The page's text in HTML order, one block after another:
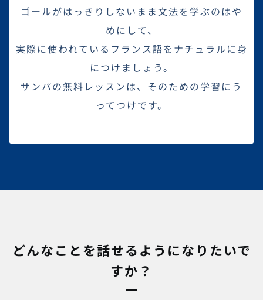
ゴールがはっきりしないまま文法を学ぶのはや
めにして、
実際に使われているフランス語をナチュラルに身
につけましょう。
サンパの無料レッスンは、そのための学習にう
ってつけです。
どんなことを話せるようになりたいで
すか？